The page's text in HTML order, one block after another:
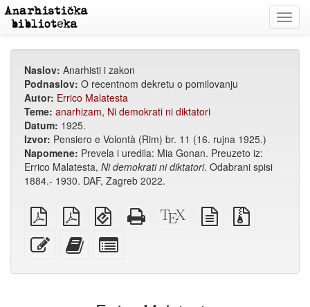
Naslov: Anarhisti i zakon
Podnaslov: O recentnom dekretu o pomilovanju
Autor: Errico Malatesta
Teme: anarhizam, Ni demokrati ni diktatori
Datum: 1925.
Izvor: Pensiero e Volontà (Rim) br. 11 (16. rujna 1925.)
Napomene: Prevela i uredila: Mia Gonan. Preuzeto iz:
Errico Malatesta, Ni demokrati ni diktatori. Odabrani spisi
1884.- 1930. DAF, Zagreb 2022.
običan
PDF
A4
PDF
štampanje
EPUB
(za
mobilne
uređaje)
Potpuni
HTML
XeLaTex
izvor
izvor
Uredi
ovaj
Dodaj
ovaj
zbirci
za